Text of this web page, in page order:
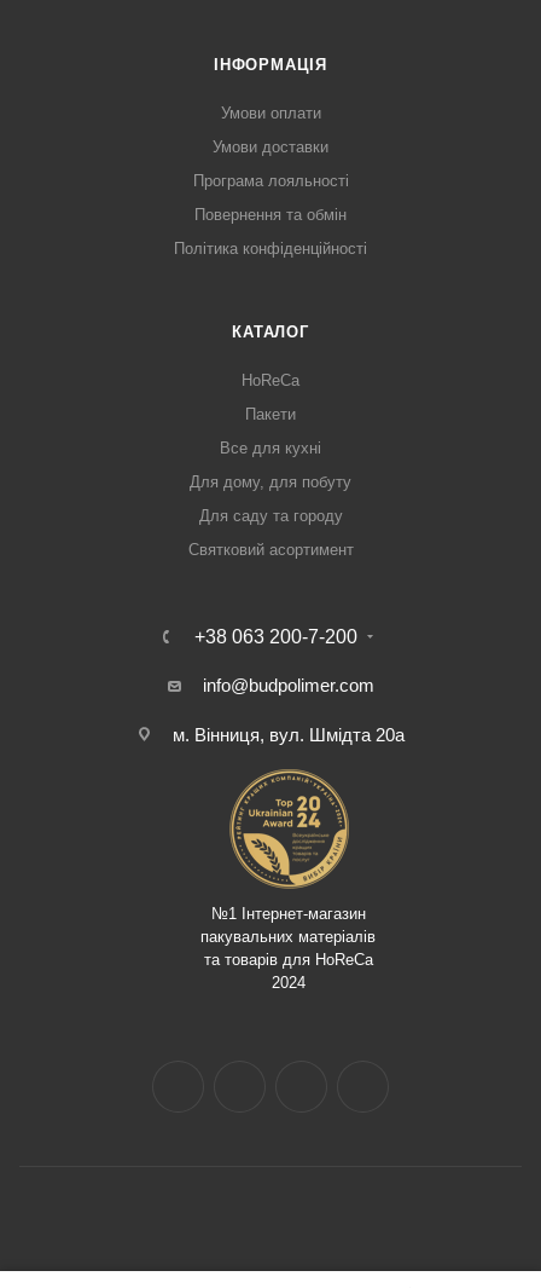
ІНФОРМАЦІЯ
Умови оплати
Умови доставки
Програма лояльності
Повернення та обмін
Політика конфіденційності
КАТАЛОГ
HoReCa
Пакети
Все для кухні
Для дому, для побуту
Для саду та городу
Святковий асортимент
+38 063 200-7-200
info@budpolimer.com
м. Вінниця, вул. Шмідта 20а
№1 Інтернет-магазин
пакувальних матеріалів
та товарів для HoReCa
2024